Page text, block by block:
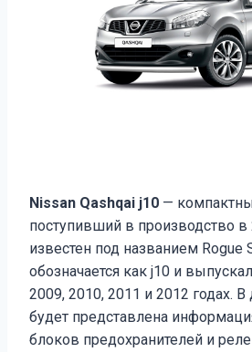
Nissan Qashqai j10 —
поступивший в производство
известен под названием Rogue
обозначается как j10 и
2009, 2010, 2011 и 2012 годах.
будет представлена
блоков предохранителей и